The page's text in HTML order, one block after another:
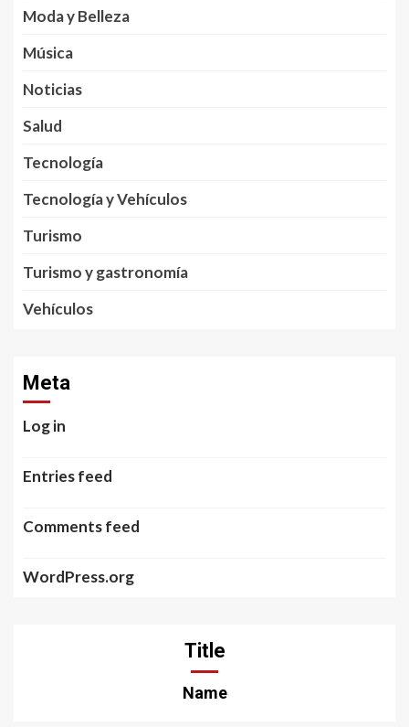
Moda y Belleza
Música
Noticias
Salud
Tecnología
Tecnología y Vehículos
Turismo
Turismo y gastronomía
Vehículos
Meta
Log in
Entries feed
Comments feed
WordPress.org
Title
Name